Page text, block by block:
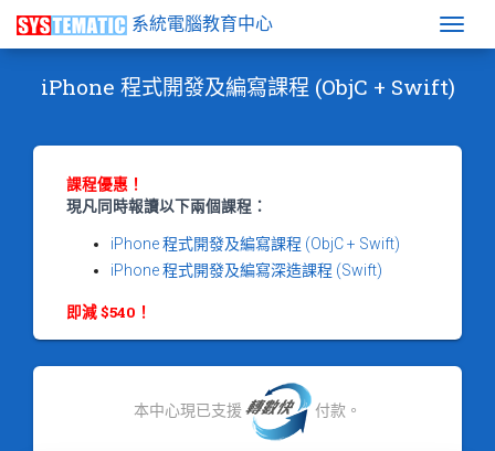
系統電腦教育中心
iPhone 程式開發及編寫課程 (ObjC + Swift)
課程優惠！
現凡同時報讀以下兩個課程：
iPhone 程式開發及編寫課程 (ObjC + Swift)
iPhone 程式開發及編寫深造課程 (Swift)
即減 $540！
本中心現已支援 付款。